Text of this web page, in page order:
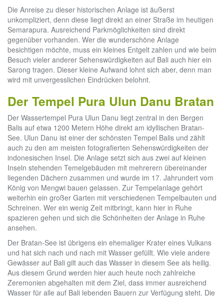
Die Anreise zu dieser historischen Anlage ist äußerst
unkompliziert, denn diese liegt direkt an einer Straße im heutigen
Semarapura. Ausreichend Parkmöglichkeiten sind direkt
gegenüber vorhanden. Wer die wunderschöne Anlage
besichtigen möchte, muss ein kleines Entgelt zahlen und wie beim
Besuch vieler anderer Sehenswürdigkeiten auf Bali auch hier ein
Sarong tragen. Dieser kleine Aufwand lohnt sich aber, denn man
wird mit unvergesslichen Eindrücken belohnt.
Der Tempel Pura Ulun Danu Bratan
Der Wassertempel Pura Ulun Danu liegt zentral in den Bergen
Balis auf etwa 1200 Metern Höhe direkt am idyllischen Bratan-
See. Ulun Danu ist einer der schönsten Tempel Balis und zählt
auch zu den am meisten fotografierten Sehenswürdigkeiten der
indonesischen Insel. Die Anlage setzt sich aus zwei auf kleinen
Inseln stehenden Temelgebäuden mit mehrerern übereinander
liegenden Dächern zusammen und wurde im 17. Jahrundert vom
König von Mengwi bauen gelassen. Zur Tempelanlage gehört
weiterhin ein großer Garten mit verschiedenen Tempelbauten und
Schreinen. Wer ein wenig Zeit mitbringt, kann hier in Ruhe
spazieren gehen und sich die Schönheiten der Anlage in Ruhe
ansehen.
Der Bratan-See ist übrigens ein ehemaliger Krater eines Vulkans
und hat sich nach und nach mit Wasser gefüllt. Wie viele andere
Gewässer auf Bali gilt auch das Wasser in diesem See als heilig.
Aus diesem Grund werden hier auch heute noch zahlreiche
Zeremonien abgehalten mit dem Ziel, dass immer ausreichend
Wasser für alle auf Bali lebenden Bauern zur Verfügung steht. Die